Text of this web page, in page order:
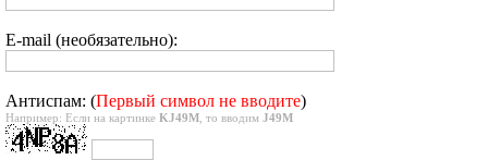
E-mail (необязательно):
Антиспам: (Первый символ не вводите)
Например: Если на картинке KJ49M , то вводим J49M